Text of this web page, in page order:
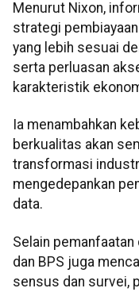
Menurut Nixon,
strategi
yang lebih sesuai
serta perluasan
karakteristik
Ia menambahkan
berkualitas akan
transformasi
mengedepankan
data.
Selain
dan BPS juga
sensus dan survei,